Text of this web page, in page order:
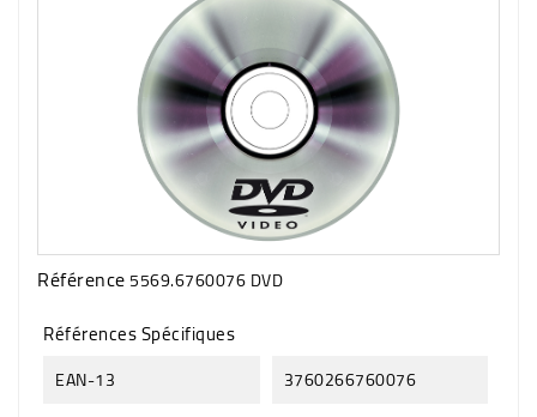
Référence5569.6760076 DVD
Références Spécifiques
EAN-13 3760266760076